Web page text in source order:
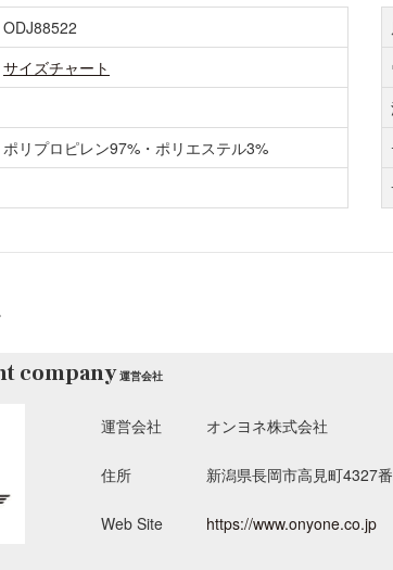
ODJ88522
サイズチャート
ポリプロピレン97%・ポリエステル3%
company運営会社
運営会社 オンヨネ株式会社
住所 新潟県長岡市高見町4327
Web Site https://www.onyone.co.jp